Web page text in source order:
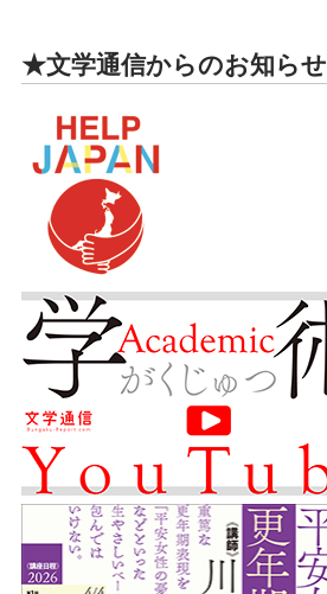
★文学通信からのお知らせ